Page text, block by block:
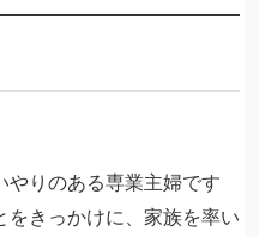
やりのある専業主婦です
をきっかけに、家族を率い